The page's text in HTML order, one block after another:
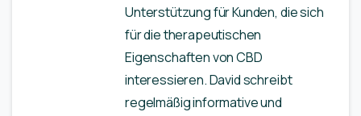
Unterstützung für Kunden, die sich
für die therapeutischen
Eigenschaften von CBD
interessieren. David schreibt
regelmäßig informative und